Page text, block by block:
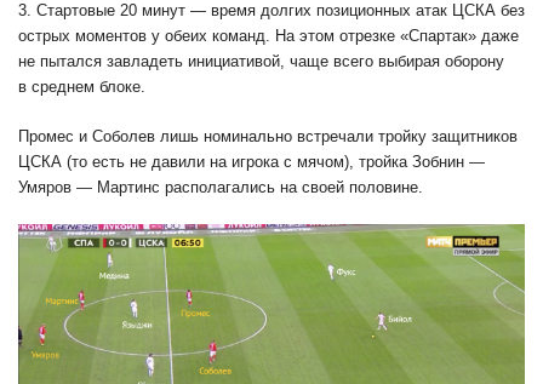
3. Стартовые 20 минут — время долгих позиционных атак ЦСКА без
острых моментов у обеих команд. На этом отрезке «Спартак» даже
не пытался завладеть инициативой, чаще всего выбирая оборону
в среднем блоке.
Промес и Соболев лишь номинально встречали тройку защитников
ЦСКА (то есть не давили на игрока с мячом), тройка Зобнин —
Умяров — Мартинс располагались на своей половине.